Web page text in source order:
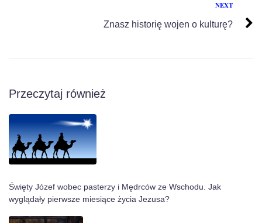
NEXT
Znasz historię wojen o kulturę?
Przeczytaj również
Święty Józef wobec pasterzy i Mędrców ze Wschodu. Jak
wyglądały pierwsze miesiące życia Jezusa?